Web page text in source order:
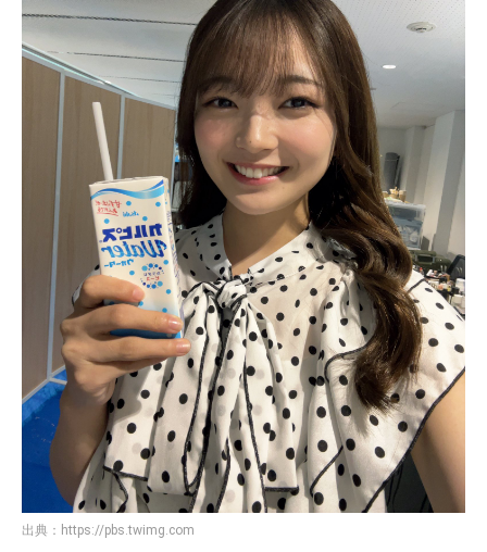
出典： https://pbs.twimg.com